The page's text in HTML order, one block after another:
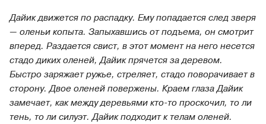
Дайик движется по распадку. Ему попадается след зверя
— оленьи копыта. Запыхавшись от подъема, он смотрит
вперед. Раздается свист, в этот момент на него несется
стадо диких оленей, Дайик прячется за деревом.
Быстро заряжает ружье, стреляет, стадо поворачивает в
сторону. Двое оленей повержены. Краем глаза Дайик
замечает, как между деревьями кто-то проскочил, то ли
тень, то ли силуэт. Дайик подходит к телам оленей.